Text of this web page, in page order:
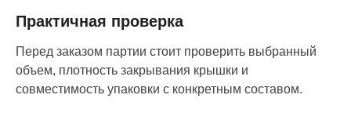
Практичная проверка
Перед заказом партии стоит проверить выбранный
объем, плотность закрывания крышки и
совместимость упаковки с конкретным составом.